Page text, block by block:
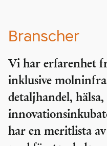
Branscher
Vi har erfarenhet
inklusive
detaljhandel,
har en meritlista